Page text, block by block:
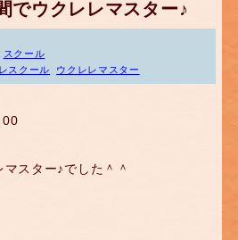
でウクレレマスター♪
スクール
スクール ウクレレマスター
スター♪でした＾＾